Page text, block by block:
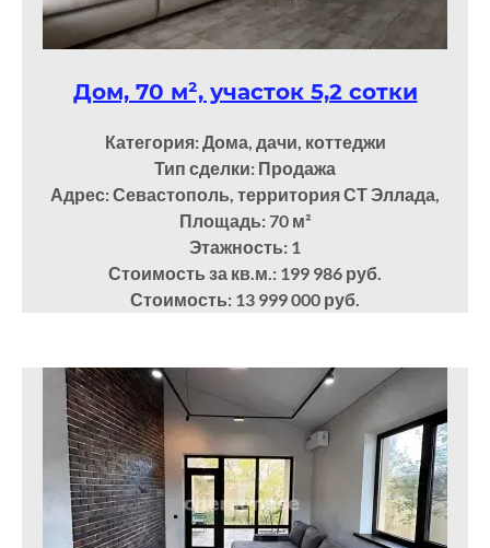
Дом, 70 м², участок 5,2 сотки
Категория: Дома, дачи, коттеджи
Тип сделки: Продажа
Адрес: Севастополь, территория СТ Эллада,
Площадь: 70 м²
Этажность: 1
Стоимость за кв.м.: 199 986 руб.
Стоимость: 13 999 000 руб.